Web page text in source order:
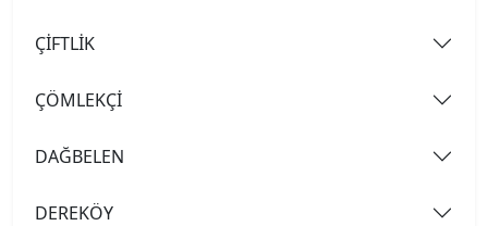
ÇİFTLİK
ÇÖMLEKÇİ
DAĞBELEN
DEREKÖY